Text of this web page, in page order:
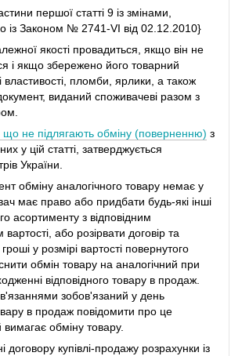
першої статті 9 із змінами,
із Законом № 2741-VI від 02.12.2010}
якості провадиться, якщо він не
і якщо збережено його товарний
властивості, пломби, ярлики, а також
виданий споживачеві разом з
що не підлягають обміну (поверненню) з
у цій статті, затверджується
України.
обміну аналогічного товару немає у
має право або придбати будь-які інші
асортименту з відповідним
або розірвати договір та
у розмірі вартості повернутого
обмін товару на аналогічний при
відповідного товару в продаж.
зобов'язаний у день
в продаж повідомити про це
обміну товару.
договору купівлі-продажу розрахунки із